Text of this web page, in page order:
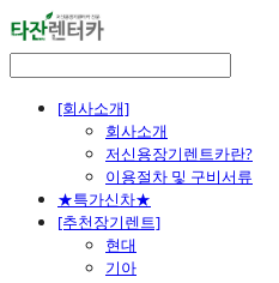
[회사소개]
회사소개
저신용장기렌트카란?
이용절차 및 구비서류
★특가신차★
[추천장기렌트]
현대
기아